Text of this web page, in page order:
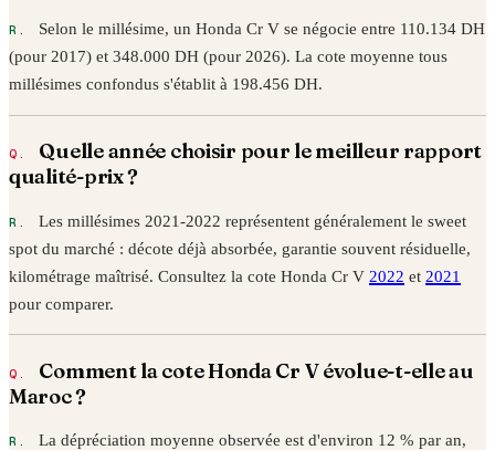
Selon le millésime, unHonda Cr V se négocie entre 110.134 DH
(pour 2017) et 348.000 DH (pour 2026). La cote moyenne tous
millésimes confondus s'établit à 198.456 DH.
Quelle année choisir pour le meilleur rapport
qualité-prix ?
Les millésimes 2021-2022 représentent généralement le sweet
spot du marché : décote déjà absorbée, garantie souvent résiduelle,
kilométrage maîtrisé. Consultez la cote Honda Cr V 2022 et 2021
pour comparer.
Comment la coteHondaCr Vévolue-t-elle au
Maroc ?
La dépréciation moyenne observée est d'environ 12 % par an,